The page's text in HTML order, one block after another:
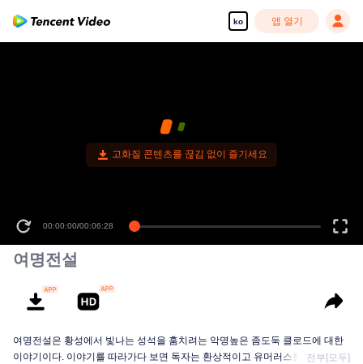
ko 앱 열기
고화질 콘텐츠를 끊김 없이 즐기세요
00:00:00/00:06:28
여명전설
여명전설은 황성에서 빛나는 성석을 훔치려는 악명높은 좀도둑 클로드에 대한
이야기이다. 이야기를 따라가다 보면 독자는 환상적이고 유머러스한 모험의 세
전부[모두]